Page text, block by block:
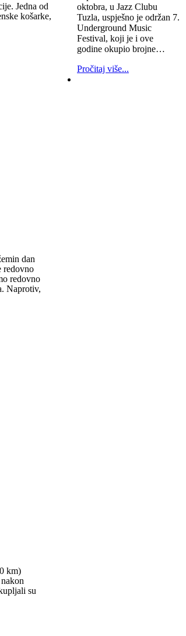
Jedna od
košarke,
dan
redovno
redovno
Naprotiv,
km)
su
oktobra, u Jazz Clubu
Tuzla, uspješno je održan 7.
Underground Music
Festival, koji je i ove
godine okupio brojne…
Pročitaj više...